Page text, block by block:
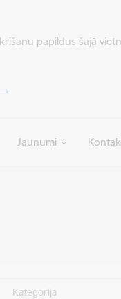
papildus šajā
Jaunumi
Kategorija